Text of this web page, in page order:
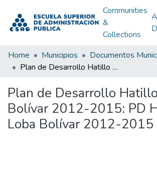
Communities
&
Collections
Home Municipios
Documentos
Plan de Desarrollo Hatillo de Loba Bolívar 2012-2015: PD Hatillo de Loba Bolívar 2012-2015
Plan de Desarrollo
Bolívar 2012-2015: PD
Loba Bolívar 2012-2015